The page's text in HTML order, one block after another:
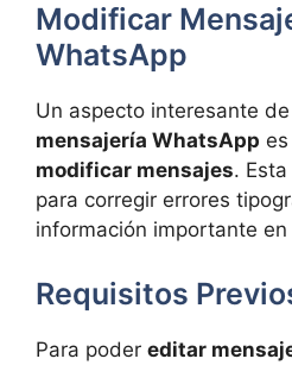
Modificar
WhatsApp
Un aspecto interesante
mensajería WhatsApp
modificar mensajes.
para corregir errores
información importante
Requisitos
Para poder editar